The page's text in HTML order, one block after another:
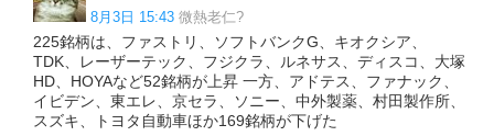
8月3日 15:43 微熱老仁?
225銘柄は、ファストリ、ソフトバンクG、キオクシア、
TDK、レーザーテック、フジクラ、ルネサス、ディスコ、大塚
HD、HOYAなど52銘柄が上昇 一方、アドテス、ファナック、
イビデン、東エレ、京セラ、ソニー、中外製薬、村田製作所、
スズキ、トヨタ自動車ほか169銘柄が下げた